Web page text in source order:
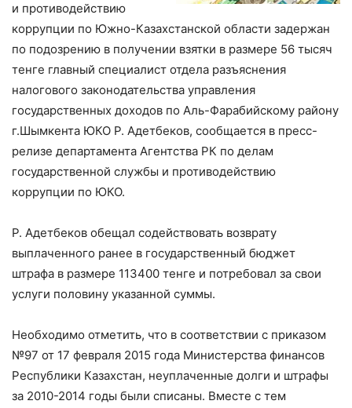
и противодействию
коррупции по Южно-Казахстанской области задержан
по подозрению в получении взятки в размере 56 тысяч
тенге главный специалист отдела разъяснения
налогового законодательства управления
государственных доходов по Аль-Фарабийскому району
г.Шымкента ЮКО Р. Адетбеков, сообщается в пресс-
релизе департамента Агентства РК по делам
государственной службы и противодействию
коррупции по ЮКО.
Р. Адетбеков обещал содействовать возврату
выплаченного ранее в государственный бюджет
штрафа в размере 113400 тенге и потребовал за свои
услуги половину указанной суммы.
Необходимо отметить, что в соответствии с приказом
№97 от 17 февраля 2015 года Министерства финансов
Республики Казахстан, неуплаченные долги и штрафы
за 2010-2014 годы были списаны. Вместе с тем